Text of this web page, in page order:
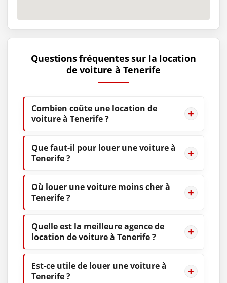
Questions fréquentes sur la location
de voiture à Tenerife
Combien coûte une location de
voiture à Tenerife ?
Que faut-il pour louer une voiture à
Tenerife ?
Où louer une voiture moins cher à
Tenerife ?
Quelle est la meilleure agence de
location de voiture à Tenerife ?
Est-ce utile de louer une voiture à
Tenerife ?